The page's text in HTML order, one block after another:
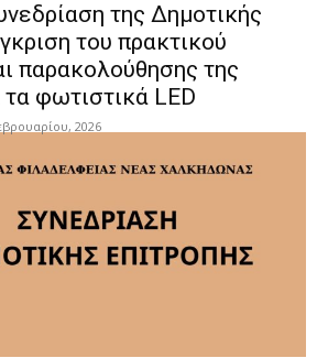
της Δημοτικής
του πρακτικού
παρακολούθησης της
φωτιστικά LED
2026